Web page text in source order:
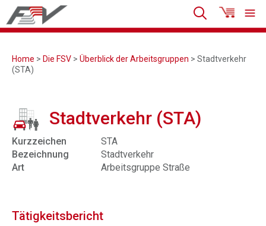
Home > Die FSV > Überblick der Arbeitsgruppen > Stadtverkehr
(STA)
Stadtverkehr (STA)
Kurzzeichen
STA
Bezeichnung
Stadtverkehr
Art
Arbeitsgruppe Straße
Tätigkeitsbericht